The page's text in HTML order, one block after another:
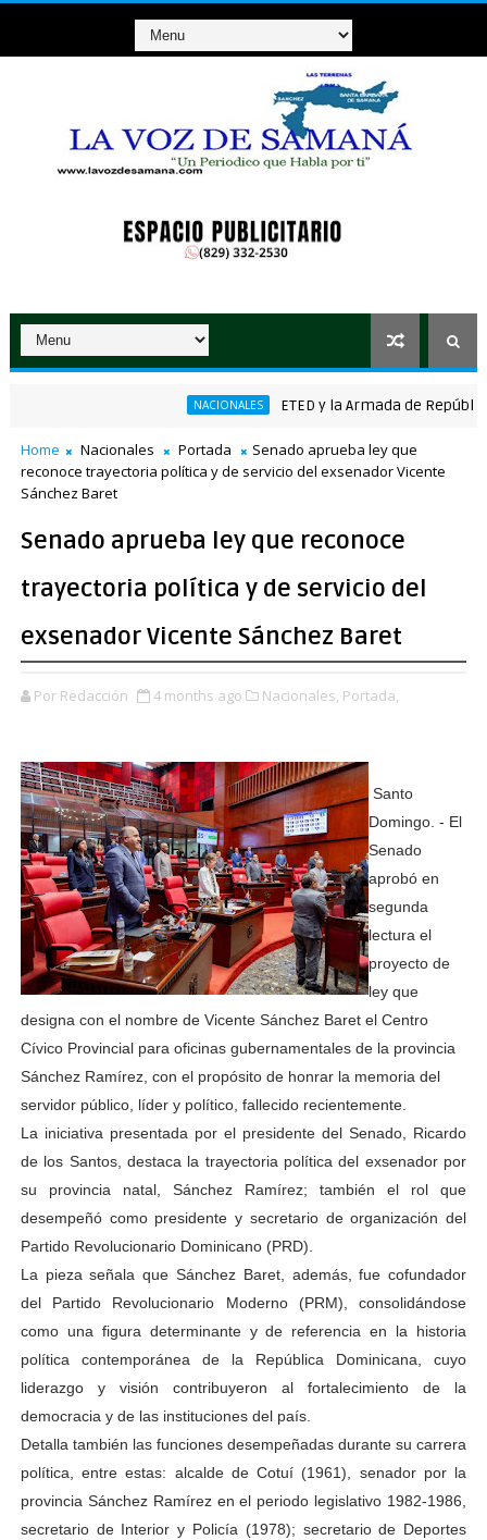
NACIONALES ETED y la Armada de República
ganador de RD$37 millones con el Loto
Home Nacionales Portada
Senado aprueba ley que
reconoce trayectoria política y de servicio del exsenador Vicente
Sánchez Baret
Senado aprueba ley que reconoce
trayectoria política y de servicio del
exsenador Vicente Sánchez Baret
Por Redacción 4 months ago Nacionales, Portada,
Santo
Domingo. - El
Senado
aprobó en
segunda
lectura el
proyecto de
ley que
designa con el nombre de Vicente Sánchez Baret el Centro
Cívico Provincial para oficinas gubernamentales de la provincia
Sánchez Ramírez, con el propósito de honrar la memoria del
servidor público, líder y político, fallecido recientemente.
La iniciativa presentada por el presidente del Senado, Ricardo
de los Santos, destaca la trayectoria política del exsenador por
su provincia natal, Sánchez Ramírez; también el rol que
desempeñó como presidente y secretario de organización del
Partido Revolucionario Dominicano (PRD).
La pieza señala que Sánchez Baret, además, fue cofundador
del Partido Revolucionario Moderno (PRM), consolidándose
como una figura determinante y de referencia en la historia
política contemporánea de la República Dominicana, cuyo
liderazgo y visión contribuyeron al fortalecimiento de la
democracia y de las instituciones del país.
Detalla también las funciones desempeñadas durante su carrera
política, entre estas: alcalde de Cotuí (1961), senador por la
provincia Sánchez Ramírez en el periodo legislativo 1982-1986,
secretario de Interior y Policía (1978); secretario de Deportes